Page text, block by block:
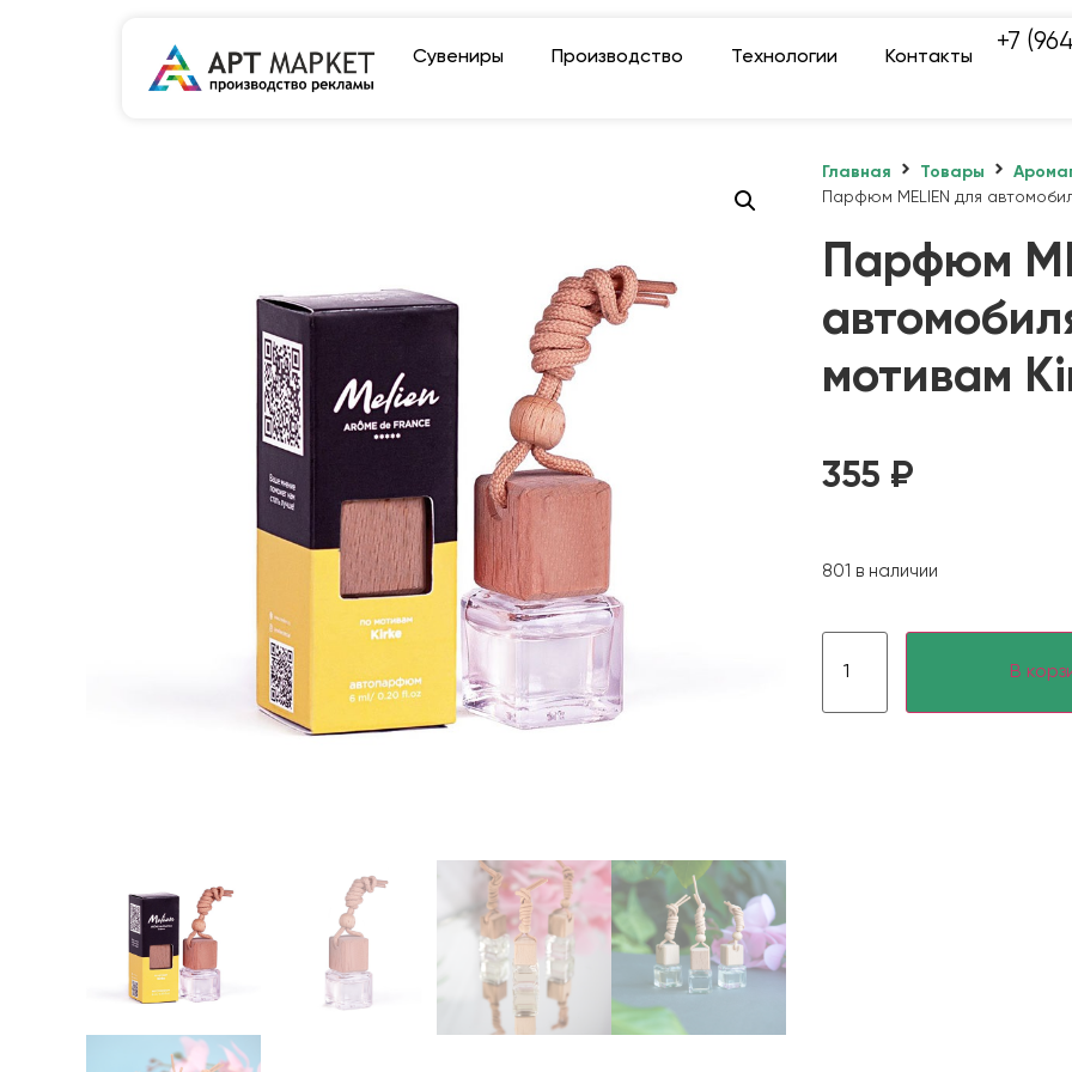
Сувениры Производство Технологии Контакты
+7
Главная Товары
Парфюм MELIEN для
Парфюм
мотивам
355 ₽
801 в наличии
В